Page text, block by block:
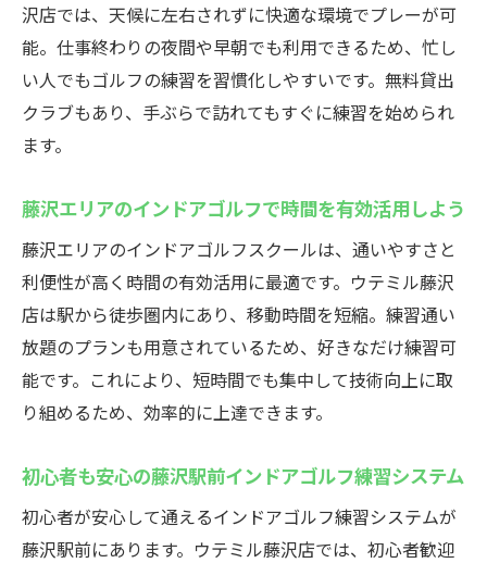
沢店では、天候に左右されずに快適な環境でプレーが可
能。仕事終わりの夜間や早朝でも利用できるため、忙し
い人でもゴルフの練習を習慣化しやすいです。無料貸出
クラブもあり、手ぶらで訪れてもすぐに練習を始められ
ます。
藤沢エリアのインドアゴルフで時間を有効活用しよう
藤沢エリアのインドアゴルフスクールは、通いやすさと
利便性が高く時間の有効活用に最適です。ウテミル藤沢
店は駅から徒歩圏内にあり、移動時間を短縮。練習通い
放題のプランも用意されているため、好きなだけ練習可
能です。これにより、短時間でも集中して技術向上に取
り組めるため、効率的に上達できます。
初心者も安心の藤沢駅前インドアゴルフ練習システム
初心者が安心して通えるインドアゴルフ練習システムが
藤沢駅前にあります。ウテミル藤沢店では、初心者歓迎